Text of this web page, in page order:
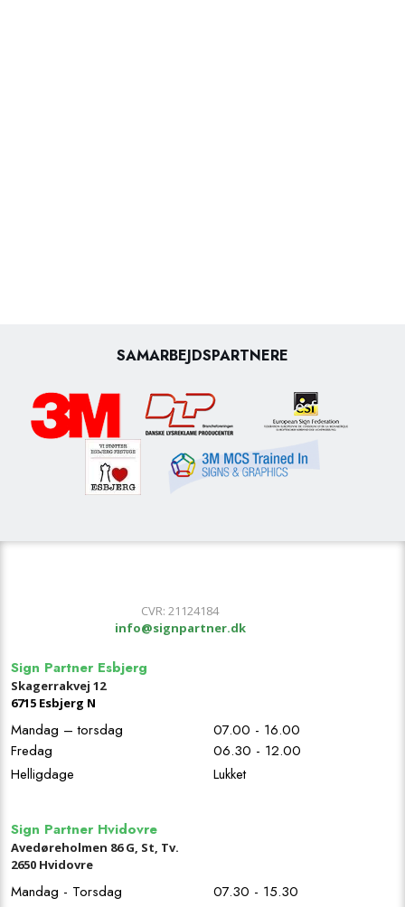
SAMARBEJDSPARTNERE
​CVR: 21124184
info@signpartner.dk
Sign Partner Esbjerg
Skagerrakvej 12
67​15 Esbjerg N
Mandag – torsdag
07.00 - 16.00
Fredag
06.30 - 12.00
Helligdage
Lukket
Sign Partner Hvidovre
Avedøreholmen 86 G, St, Tv.
2650 Hvidovre
Mandag - Torsdag
07.30 - 15.30